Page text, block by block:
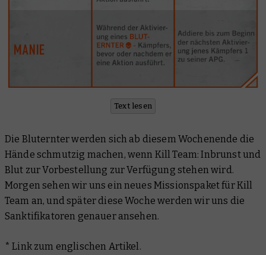
Text lesen
Die Bluternter werden sich ab diesem Wochenende die
Hände schmutzig machen, wenn Kill Team: Inbrunst und
Blut zur Vorbestellung zur Verfügung stehen wird.
Morgen sehen wir uns ein neues Missionspaket für Kill
Team an, und später diese Woche werden wir uns die
Sanktifikatoren genauer ansehen.
* Link zum englischen Artikel.